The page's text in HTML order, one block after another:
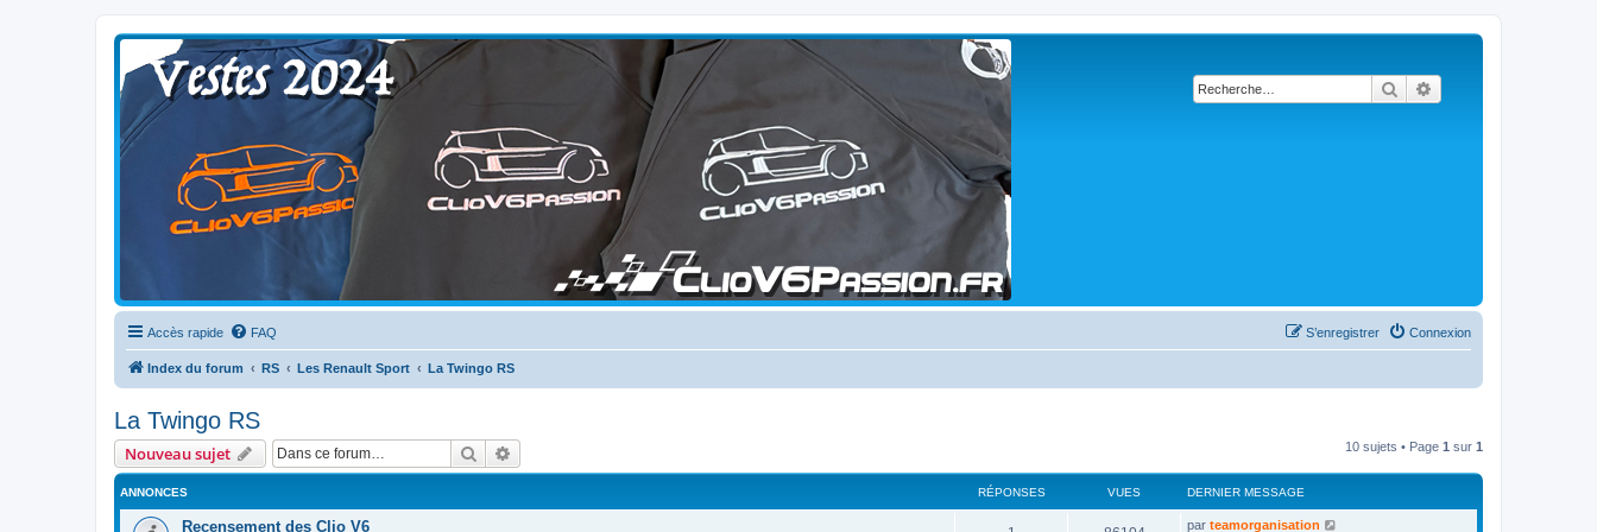
Rechercher
Clio V6 Passion
Le site français des passionnés de Clio V6
Accès rapide FAQ Connexion
S’enregistrer
Index du forum RS Les Renault Sport La Twingo RS
La Twingo RS
Nouveau sujet Rechercher 10 sujets • Page 1 sur 1
ANNONCES RÉPONSES VUES DERNIER MESSAGE
Recensement des Clio V6
D
par teamorganisation